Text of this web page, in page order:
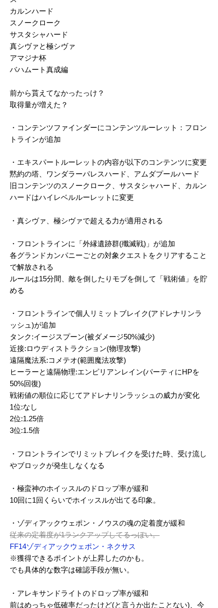
カルンハード
スノークローク
サスタシャハード
真シヴァと極シヴァ
アマジナ杯
バハムート真成編
前から貰えてなかったっけ？
取得量が増えた？
・コンテンツファインダーにコンテンツルーレット：フロン
トラインが追加
・エキスパートルーレットの内容が以下のコンテンツに変更
黙約の塔、ワンダラーパレスハード、アムダプールハード
旧コンテンツのスノークローク、サスタシャハード、カルン
ハードはハイレベルルーレットに変更
・真シヴァ、極シヴァで超える力が適用される
・フロントラインに「外縁遺跡群(殲滅戦)」が追加
各グランドカンパニーごとの対象クエストをクリアすること
で解放される
ルールは15分間、敵を倒したりモブを倒して「戦術値」を貯
める
・フロントラインで個人リミットブレイク(アドレナリンラ
ッシュ)が追加
タンク:イージスプーン(被ダメージ50%減少)
近接:ロウディストラクション(物理攻撃)
遠隔魔法系:コメテオ(範囲魔法攻撃)
ヒーラーと遠隔物理:エンピリアンレイン(パーティにHPを
50%回復)
戦術値の順位に応じてアドレナリンラッシュの威力が変化
1位:なし
2位:1.25倍
3位:1.5倍
・フロントラインでリミットブレイクを受けた時、受け流し
やブロックが発生しなくなる
・極蛮神のホイッスルのドロップ率が緩和
10回に1回くらいでホイッスルが出てる印象。
・ゾディアックウェポン・ノウスの魂の定着度が緩和
従来の定着度が1ランクアップしてるっぽい。
FF14ゾディアックウェポン・ネクサス
※獲得できるポイントが上昇したのかも。
でも具体的な数字は確認手段が無い。
・アレキサンドライトのドロップ率が緩和
前はめっちゃ低確率だったけど(と言うか出たことない)、今